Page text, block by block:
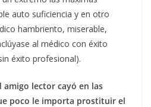
auto suficiencia y en otro
hambriento, miserable,
al médico con éxito
éxito profesional).
amigo lector cayó en las
poco le importa prostituir el